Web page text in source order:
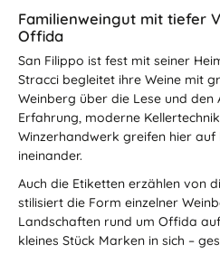
Familienweingut mit tiefer
Offida
San Filippo ist fest mit seiner
Stracci begleitet ihre Weine mit
Weinberg über die Lese und den
Erfahrung, moderne
Winzerhandwerk greifen hier auf
ineinander.
Auch die Etiketten erzählen von
stilisiert die Form einzelner
Landschaften rund um Offida
kleines Stück Marken in sich –